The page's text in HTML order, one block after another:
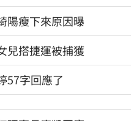
陽瘦下來原因曝
兒搭捷運被捕獲
57字回應了